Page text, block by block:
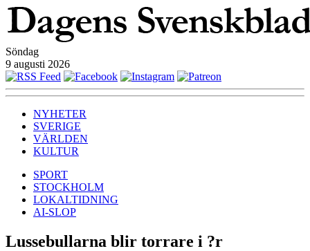
Söndag
9 augusti 2026
NYHETER
SVERIGE
VÄRLDEN
KULTUR
SPORT
STOCKHOLM
LOKALTIDNING
AI-SLOP
Lussebullarna blir torrare i ?r